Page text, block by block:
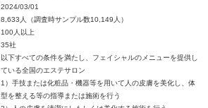
2024/03/01
8,633人（調査時サンプル数10,149人）
100人以上
35社
以下すべての条件を満たし、フェイシャルのメニューを提供し
ている全国のエステサロン
1）手技または化粧品・機器等を用いて人の皮膚を美化し、体
型を整える等の指導または施術を行う